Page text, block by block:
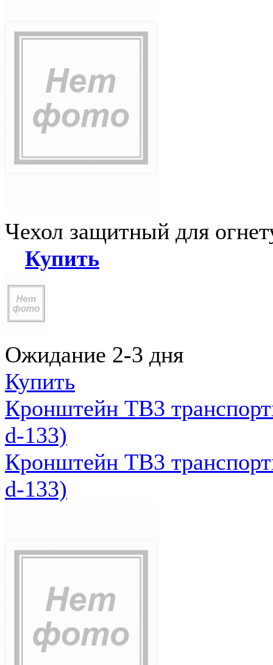
Чехол защитный для
Купить
Ожидание 2-3 дня
Купить
Кронштейн ТВ3
d-133)
Кронштейн ТВ3
d-133)